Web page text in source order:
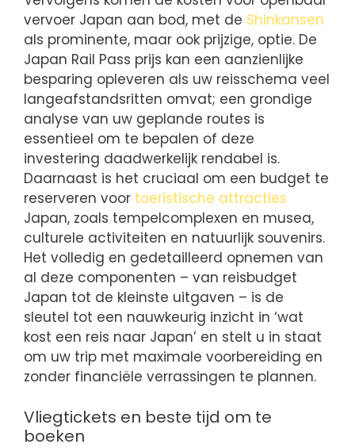
vervoer Japan aan bod, met de Shinkansen
als prominente, maar ook prijzige, optie. De
Japan Rail Pass prijs kan een aanzienlijke
besparing opleveren als uw reisschema veel
langeafstandsritten omvat; een grondige
analyse van uw geplande routes is
essentieel om te bepalen of deze
investering daadwerkelijk rendabel is.
Daarnaast is het cruciaal om een budget te
reserveren voor toeristische attracties
Japan, zoals tempelcomplexen en musea,
culturele activiteiten en natuurlijk souvenirs.
Het volledig en gedetailleerd opnemen van
al deze componenten – van reisbudget
Japan tot de kleinste uitgaven – is de
sleutel tot een nauwkeurig inzicht in ‘wat
kost een reis naar Japan’ en stelt u in staat
om uw trip met maximale voorbereiding en
zonder financiële verrassingen te plannen.
Vliegtickets en beste tijd om te
boeken